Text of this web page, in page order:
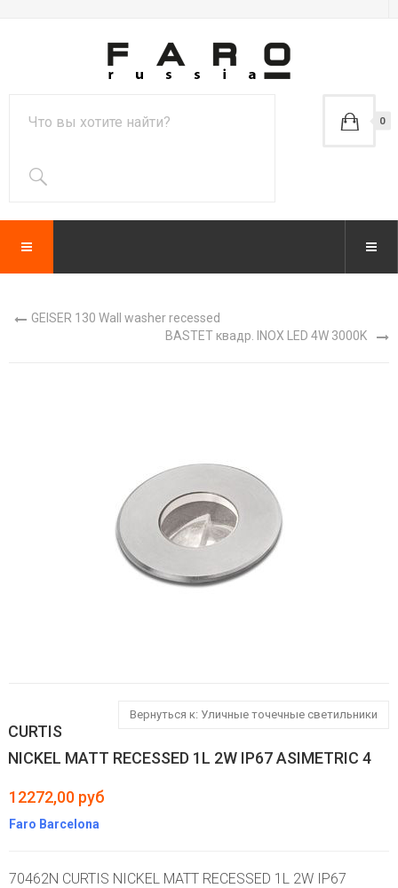
0
GEISER 130 Wall washer recessed
BASTET квадр. INOX LED 4W 3000K
Вернуться к: Уличные точечные светильники
CURTIS
NICKEL MATT RECESSED 1L 2W IP67 ASIMETRIC 4
12272,00 руб
Faro Barcelona
70462N CURTIS NICKEL MATT RECESSED 1L 2W IP67